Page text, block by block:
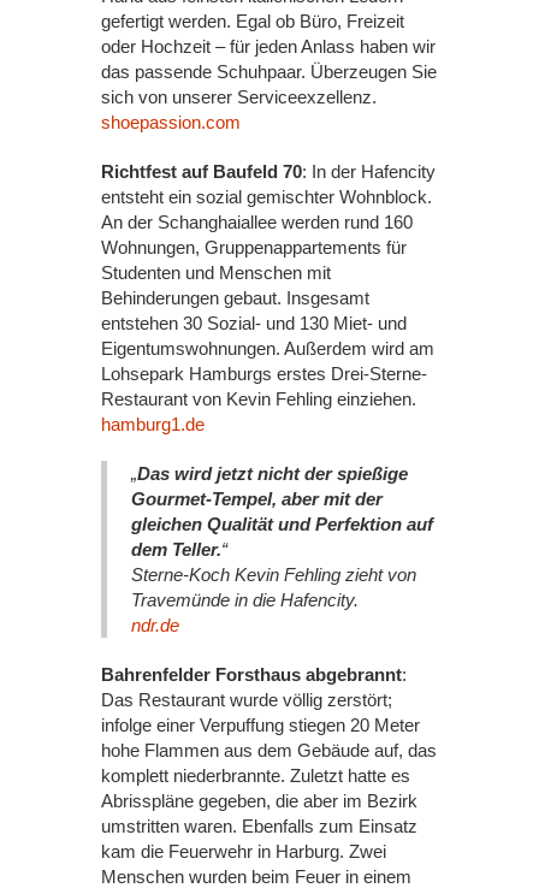
gefertigt werden. Egal ob Büro, Freizeit
oder Hochzeit – für jeden Anlass haben wir
das passende Schuhpaar. Überzeugen Sie
sich von unserer Serviceexzellenz.
shoepassion.com
Richtfest auf Baufeld 70: In der Hafencity
entsteht ein sozial gemischter Wohnblock.
An der Schanghaiallee werden rund 160
Wohnungen, Gruppenappartements für
Studenten und Menschen mit
Behinderungen gebaut. Insgesamt
entstehen 30 Sozial- und 130 Miet- und
Eigentumswohnungen. Außerdem wird am
Lohsepark Hamburgs erstes Drei-Sterne-
Restaurant von Kevin Fehling einziehen.
hamburg1.de
„Das wird jetzt nicht der spießige
Gourmet-Tempel, aber mit der
gleichen Qualität und Perfektion auf
dem Teller.“
Sterne-Koch Kevin Fehling zieht von
Travemünde in die Hafencity.
ndr.de
Bahrenfelder Forsthaus abgebrannt:
Das Restaurant wurde völlig zerstört;
infolge einer Verpuffung stiegen 20 Meter
hohe Flammen aus dem Gebäude auf, das
komplett niederbrannte. Zuletzt hatte es
Abrisspläne gegeben, die aber im Bezirk
umstritten waren. Ebenfalls zum Einsatz
kam die Feuerwehr in Harburg. Zwei
Menschen wurden beim Feuer in einem